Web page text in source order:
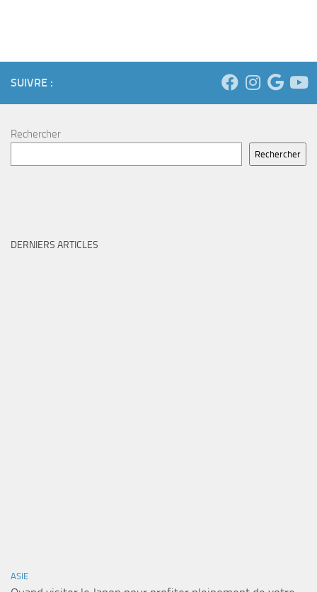
SUIVRE :
Rechercher
Rechercher
DERNIERS ARTICLES
ASIE